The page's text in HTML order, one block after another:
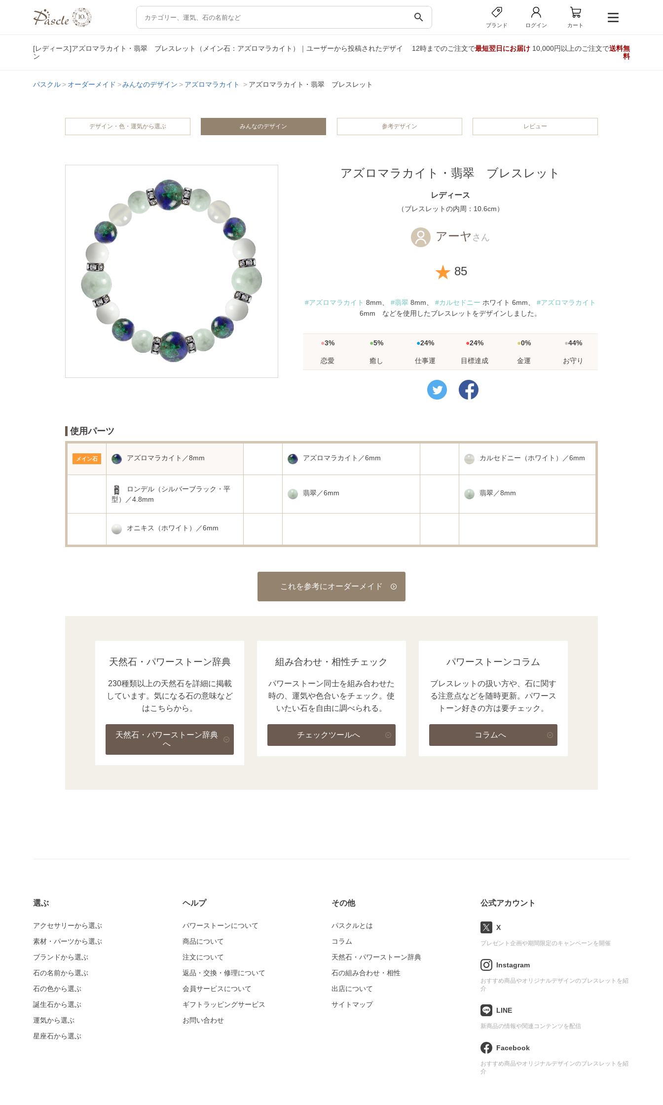
search
ブランド ログイン カート
[レディース]アズロマラカイト・翡翠 ブレスレット（メイン石：アズロマラカイト）｜ユーザーから投稿されたデザイ
ン
12時までのご注文で最短翌日にお届け10,000円以上のご注文で送料無
料
パスクル オーダーメイド みんなのデザイン アズロマラカイト アズロマラカイト・翡翠 ブレスレット
デザイン・色・運気から選ぶ みんなのデザイン 参考デザイン レビュー
アズロマラカイト・翡翠 ブレスレット
レディース
（ブレスレットの内周：10.6cm）
アーヤさん
★ 85
#アズロマラカイト 8mm、 #翡翠 8mm、 #カルセドニー ホワイト 6mm、 #アズロマラカイト
6mm などを使用したブレスレットをデザインしました。
3% 5% 24% 24% 0% 44%
恋愛 癒し 仕事運 目標達成 金運 お守り
使用パーツ
メイン石 アズロマラカイト／8mm アズロマラカイト／6mm カルセドニー（ホワイト）／6mm
ロンデル（シルバーブラック・平
型）／4.8mm
翡翠／6mm 翡翠／8mm
オニキス（ホワイト）／6mm
これを参考にオーダーメイド
天然石・パワーストーン辞典
230種類以上の天然石を詳細に掲載
しています。気になる石の意味など
はこちらから。
天然石・パワーストーン辞典
へ
組み合わせ・相性チェック
パワーストーン同士を組み合わせた
時の、運気や色合いをチェック。使
いたい石を自由に調べられる。
チェックツールへ
パワーストーンコラム
ブレスレットの扱い方や、石に関す
る注意点などを随時更新。パワース
トーン好きの方は要チェック。
コラムへ
選ぶ
アクセサリーから選ぶ
素材・パーツから選ぶ
ブランドから選ぶ
石の名前から選ぶ
石の色から選ぶ
誕生石から選ぶ
運気から選ぶ
星座石から選ぶ
ヘルプ
パワーストーンについて
商品について
注文について
返品・交換・修理について
会員サービスについて
ギフトラッピングサービス
お問い合わせ
その他
パスクルとは
コラム
天然石・パワーストーン辞典
石の組み合わせ・相性
出店について
サイトマップ
公式アカウント
X
プレゼント企画や期間限定のキャンペーンを開催
Instagram
おすすめ商品やオリジナルデザインのブレスレットを紹
介
LINE
新商品の情報や関連コンテンツを配信
Facebook
おすすめ商品やオリジナルデザインのブレスレットを紹
介